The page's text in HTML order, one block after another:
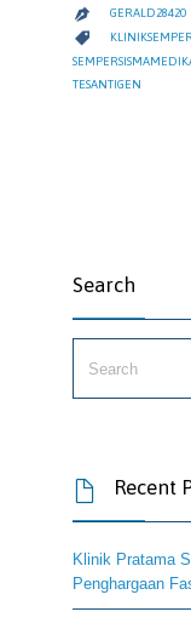
 GERALD28420
 CATEGORY
TESANTIGEN
Search
 Recent
Klinik Pratama
Penghargaan